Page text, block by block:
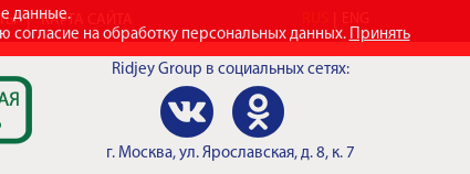
данные.
согласие на обработку персональных данных. Принять
КАРТА САЙТА
Ridjey Group в социальных сетях:
г. Москва, ул. Ярославская, д. 8, к. 7